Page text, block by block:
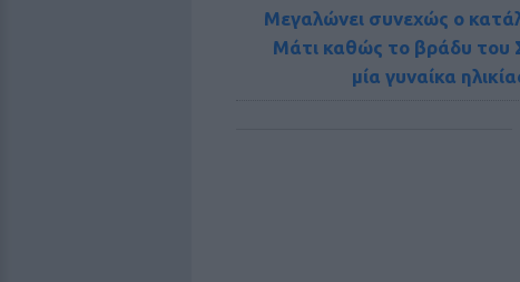
Μεγαλώνει συνεχώς ο
Μάτι καθώς το βράδυ του
μία γυναίκα